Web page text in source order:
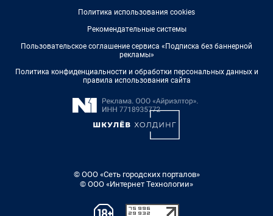
Политика использования cookies
Рекомендательные системы
Пользовательское соглашение сервиса «Подписка без баннерной
рекламы»
Политика конфиденциальности и обработки персональных данных и
правила использования сайта
© ООО «Сеть городских порталов»
© ООО «Интернет Технологии»